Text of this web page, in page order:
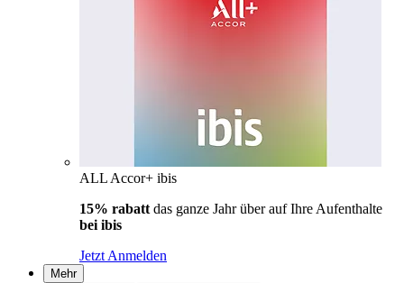
ALL Accor+ ibis
15% rabatt das ganze Jahr über auf Ihre Aufenthalte
bei ibis
Jetzt Anmelden
Mehr